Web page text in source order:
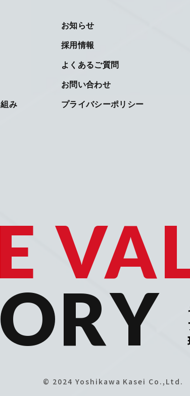
み
お知らせ
採用情報
よくあるご質問
お問い合わせ
プライバシーポリシー
© 2024 Yoshikawa Kasei Co.,Ltd.